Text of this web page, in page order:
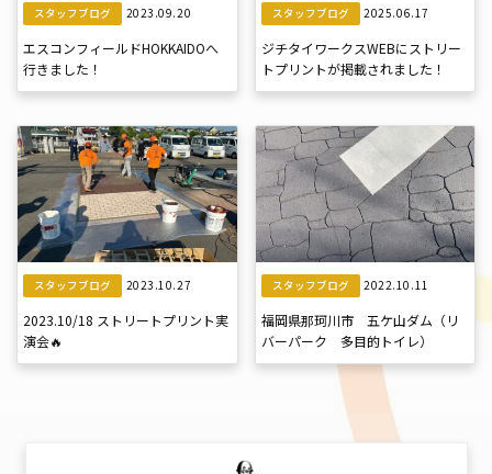
スタッフブログ 2023.09.20
エスコンフィールドHOKKAIDOへ
行きました！
スタッフブログ 2025.06.17
ジチタイワークスWEBにストリー
トプリントが掲載されました！
スタッフブログ 2023.10.27
2023.10/18 ストリートプリント実
演会🔥
スタッフブログ 2022.10.11
福岡県那珂川市 五ケ山ダム（リ
バーパーク 多目的トイレ）